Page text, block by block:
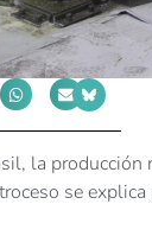
la
se